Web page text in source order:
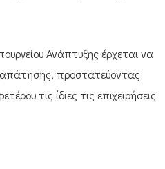
Ανάπτυξης έρχεται να
προστατεύοντας
τις ίδιες τις επιχειρήσεις